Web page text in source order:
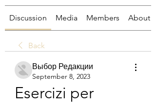
Discussion Media Members About
Back
Выбор Редакции
September 8, 2023
Esercizi per